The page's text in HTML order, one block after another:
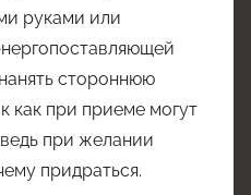
руками или
стороннюю
как при приеме могут
при желании
придраться.